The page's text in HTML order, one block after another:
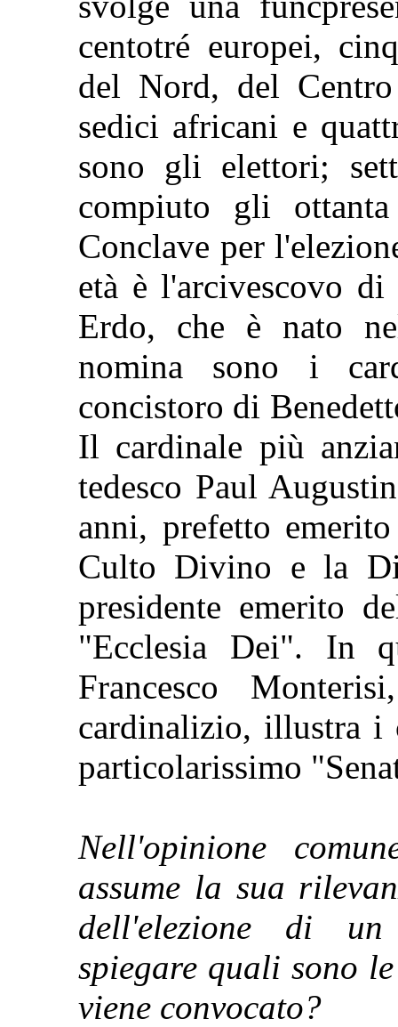
centotré europei,
del Nord, del
sedici africani e
sono gli elettori;
compiuto gli
Conclave per
età è l'arcivescovo di
Erdo, che è nato
nomina sono i
concistoro di
Il cardinale più
tedesco Paul
anni, prefetto
Culto Divino e la
presidente emerito
"Ecclesia Dei". In
Francesco
cardinalizio, illustra
particolarissimo
Nell'opinione
assume la sua
dell'elezione di un
spiegare quali sono
viene convocato?